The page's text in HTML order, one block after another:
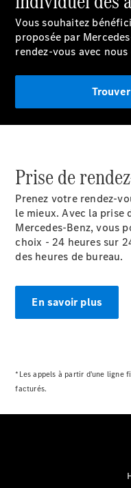
Vous souhaitez
proposée par
rendez-vous avec
Prise de
Prenez votre rendez-
le mieux. Avec la prise
Mercedes-Benz, vous
choix - 24 heures sur
des heures de bureau.
En savoir plus
*Les appels à partir d'une ligne
facturés.